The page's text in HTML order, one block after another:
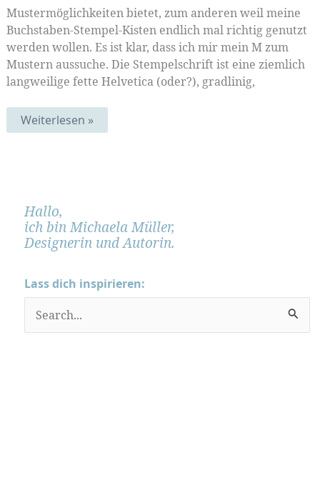
Mustermöglichkeiten bietet, zum anderen weil meine
Buchstaben-Stempel-Kisten endlich mal richtig genutzt
werden wollen. Es ist klar, dass ich mir mein M zum
Mustern aussuche. Die Stempelschrift ist eine ziemlich
langweilige fette Helvetica (oder?), gradlinig,
Musterbuchstaben
(
Weiterlesen »
Hallo,
ich bin Michaela Müller,
Designerin und Autorin.
Lass dich inspirieren:
u